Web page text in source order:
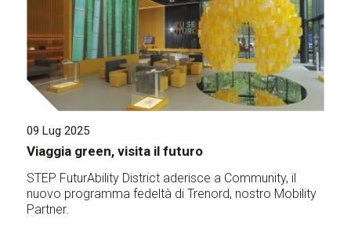
09 Lug 2025
Viaggia green, visita il futuro
STEP FuturAbility District aderisce a Community, il
nuovo programma fedeltà di Trenord, nostro Mobility
Partner.